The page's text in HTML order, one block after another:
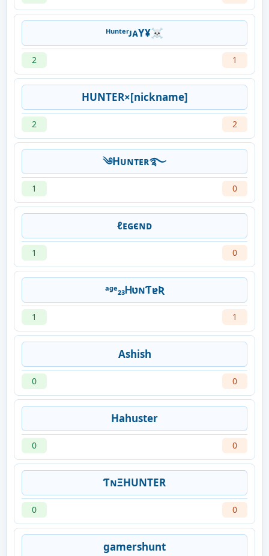
ᴴᵘⁿᵗᵉʳㅤᴊᴀY¥☠
2 1
HUNTER×[nickname]
2 2
༄Hᴜɴᴛᴇʀ࿐
1 0
ㅤℓᴇɢєɴᴅ
1 0
ᵃᵍᵉ₂₃ᎻʋɴƬɐƦ
1 1
Ashish
0 0
Hahuster
0 0
ƬɴΞHUNTER
0 0
gamershunt